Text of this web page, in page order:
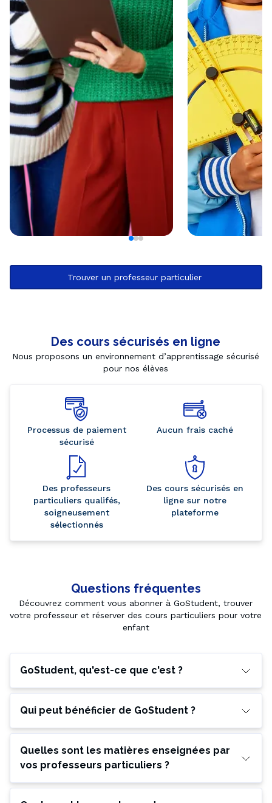
Trouver un professeur particulier
Des cours sécurisés en ligne
Nous proposons un environnement d’apprentissage sécurisé
pour nos élèves
Processus de paiement
sécurisé
Aucun frais caché
Des professeurs
particuliers qualifés,
soigneusement
sélectionnés
Des cours sécurisés en
ligne sur notre
plateforme
Questions fréquentes
Découvrez comment vous abonner à GoStudent, trouver
votre professeur et réserver des cours particuliers pour votre
enfant
GoStudent, qu'est-ce que c'est ?
Qui peut bénéficier de GoStudent ?
Quelles sont les matières enseignées par
vos professeurs particuliers ?